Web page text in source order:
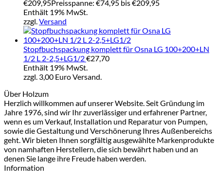
€209,95Preisspanne: €74,95 bis €209,95
Enthält 19% MwSt.
zzgl.Versand
Stopfbuchspackung komplett für Osna LG 100+200+LN
1/2 L 2-2,5+LG1/2€27,70
Enthält 19% MwSt.
zzgl. 3,00 Euro Versand.
Über Holzum
Herzlich willkommen auf unserer Website. Seit Gründung im
Jahre 1976, sind wir Ihr zuverlässiger und erfahrener Partner,
wenn es um Verkauf, Installation und Reparatur von Pumpen,
sowie die Gestaltung und Verschönerung Ihres Außenbereichs
geht. Wir bieten Ihnen sorgfältig ausgewählte Markenprodukte
von namhaften Herstellern, die sich bewährt haben und an
denen Sie lange ihre Freude haben werden.
Information